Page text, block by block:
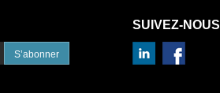
S’abonner
SUIVEZ-NOUS